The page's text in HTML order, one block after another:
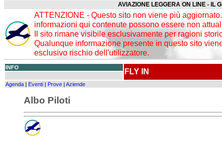
AVIAZIONE LEGGERA ON LINE - IL
ATTENZIONE - Questo sito non viene più
informazioni qui contenute possono essere non
Il sito rimane visibile esclusivamente per ragioni
Qualunque informazione presente in questo sito
esclusivo rischio dell'utilizzatore.
INFO FLY IN
Agenda | Eventi | Prove | Aziende
Albo Piloti